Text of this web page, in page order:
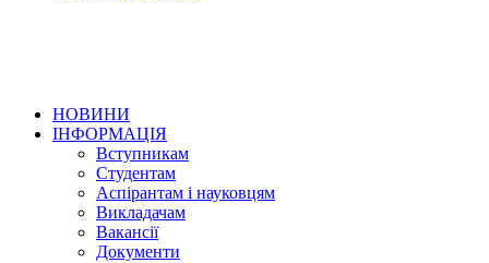
НОВИНИ
ІНФОРМАЦІЯ
Вступникам
Студентам
Аспірантам і науковцям
Викладачам
Вакансії
Документи